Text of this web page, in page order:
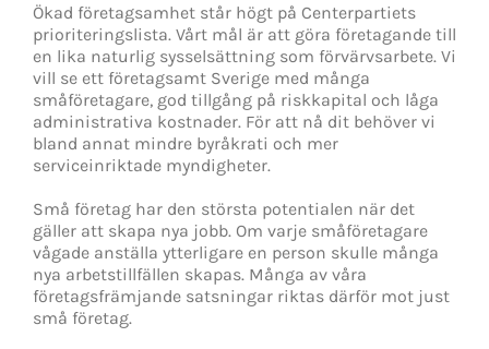
Ökad företagsamhet står högt på Centerpartiets
prioriteringslista. Vårt mål är att göra företagande till
en lika naturlig sysselsättning som förvärvsarbete. Vi
vill se ett företagsamt Sverige med många
småföretagare, god tillgång på riskkapital och låga
administrativa kostnader. För att nå dit behöver vi
bland annat mindre byråkrati och mer
serviceinriktade myndigheter.
Små företag har den största potentialen när det
gäller att skapa nya jobb. Om varje småföretagare
vågade anställa ytterligare en person skulle många
nya arbetstillfällen skapas. Många av våra
företagsfrämjande satsningar riktas därför mot just
små företag.